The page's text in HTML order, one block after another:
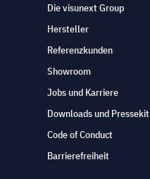
Die visunext Group
Hersteller
Referenzkunden
Showroom
Jobs und Karriere
Downloads und Pressekit
Code of Conduct
Barrierefreiheit